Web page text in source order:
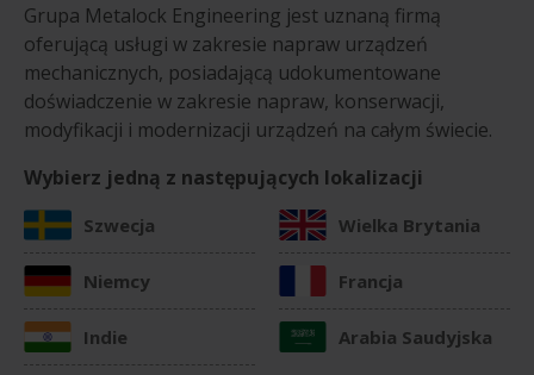
Grupa Metalock Engineering jest uznaną firmą
oferującą usługi w zakresie napraw urządzeń
mechanicznych, posiadającą udokumentowane
doświadczenie w zakresie napraw, konserwacji,
modyfikacji i modernizacji urządzeń na całym świecie.
Wybierz jedną z następujących lokalizacji
Szwecja Wielka Brytania
Niemcy Francja
Indie Arabia Saudyjska